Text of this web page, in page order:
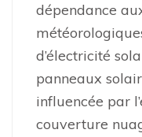
dépendance
d’électricité
panneaux
influencée par
couverture